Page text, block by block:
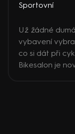
Sportovní
Už žádné
vybavení
co si dát při
Bikesalon je